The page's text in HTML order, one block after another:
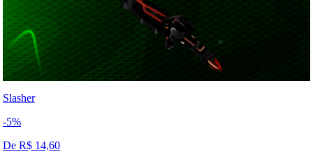
Slasher
-5%
De R$ 14,60